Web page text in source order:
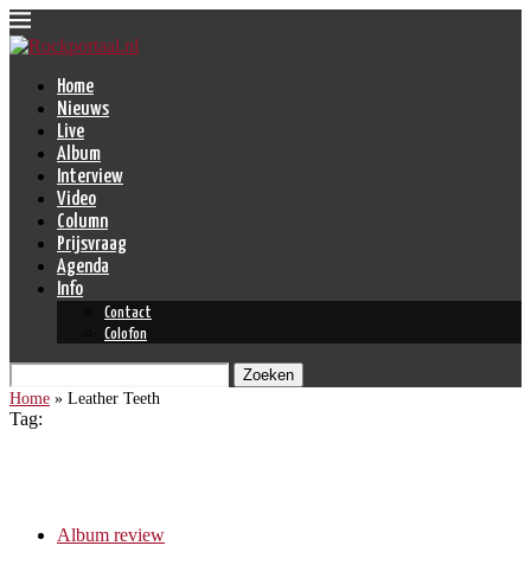
Home
Nieuws
Live
Album
Interview
Video
Column
Prijsvraag
Agenda
Info
Contact
Colofon
Zoeken
Home » Leather Teeth
Tag:
Album review